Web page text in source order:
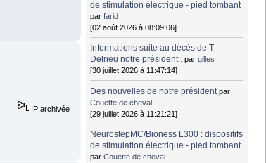
IP archivée
de stimulation électrique - pied tombant
parfarid
[02 août 2026 à 08:09:06]
Informations suite au décès de T
Delrieu notre président . pargilles
[30 juillet 2026 à 11:47:14]
Des nouvelles de notre président par
Couette de cheval
[29 juillet 2026 à 11:21:21]
NeurostepMC/Bioness L300 : dispositifs
de stimulation électrique - pied tombant
parCouette de cheval